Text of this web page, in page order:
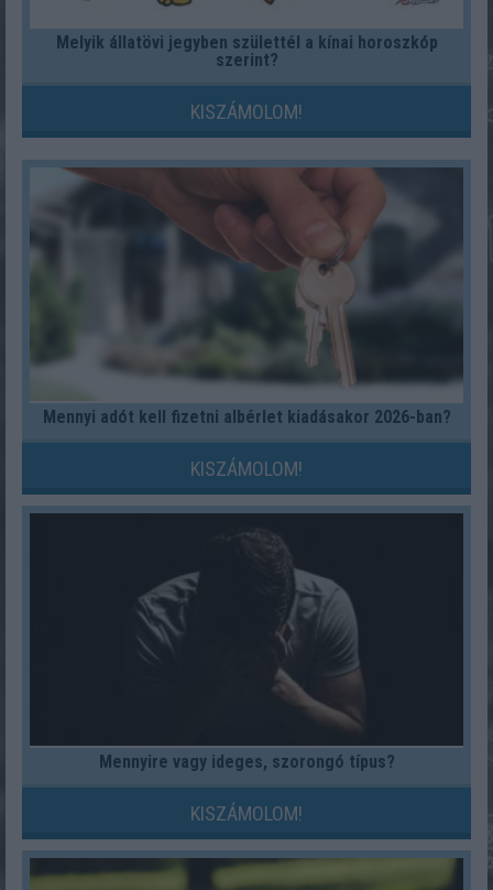
Melyik állatövi jegyben születtél a kínai horoszkóp
szerint?
KISZÁMOLOM!
Mennyi adót kell fizetni albérlet kiadásakor 2026-ban?
KISZÁMOLOM!
Mennyire vagy ideges, szorongó típus?
KISZÁMOLOM!